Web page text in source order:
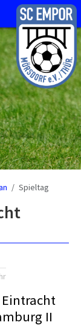
Spieltag
Eintracht
II